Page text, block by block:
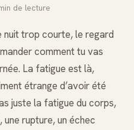
de lecture
nuit trop courte, le regard
comment tu vas
La fatigue est là,
étrange d’avoir été
juste la fatigue du corps,
une rupture, un échec